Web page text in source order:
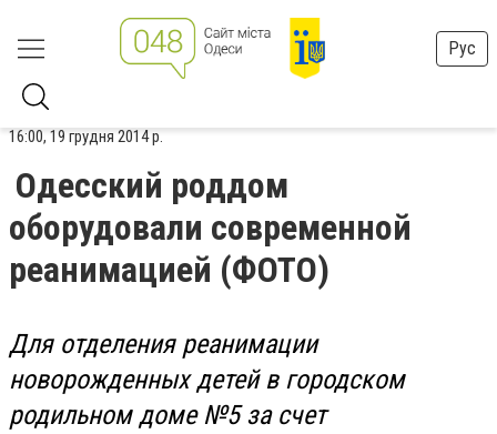
Рус
16:00, 19 грудня 2014 р.
Одесский роддом
оборудовали современной
реанимацией (ФОТО)
Для отделения реанимации
новорожденных детей в городском
родильном доме №5 за счет